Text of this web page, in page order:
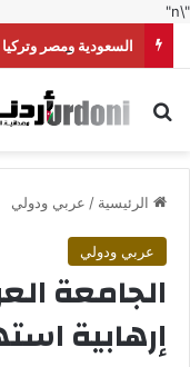
"\n"
بحث عن
الرئيسية / عربي ودولي
عربي ودولي
الجامعة
إرهابية